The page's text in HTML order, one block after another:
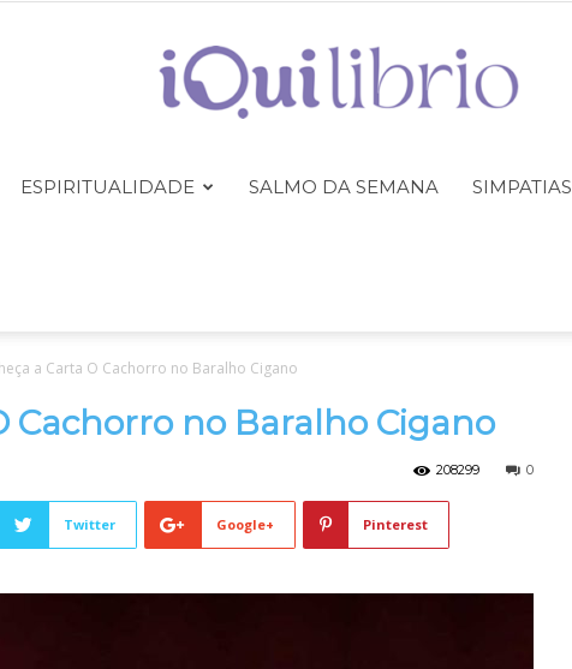
iQuilibrio
ESPIRITUALIDADE SALMO DA SEMANA SIMPATIAS
a Carta O Cachorro no Baralho Cigano
Cachorro no Baralho Cigano
0
208299
Twitter Google+ Pinterest